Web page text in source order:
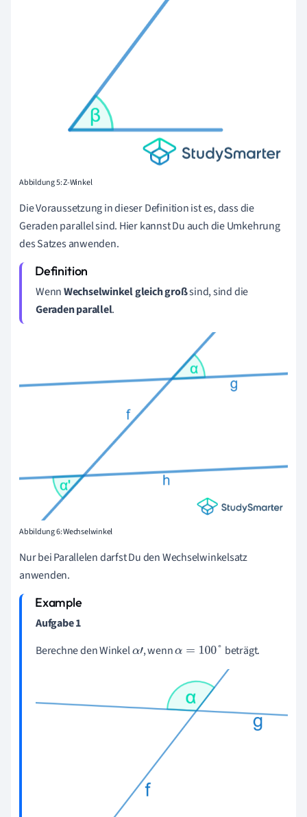
Abbildung 5: Z-Winkel
Die Voraussetzung in dieser Definition ist es, dass die
Geraden parallel sind. Hier kannst Du auch die Umkehrung
des Satzes anwenden.
WennWechselwinkel gleich großsind, sind die
Geraden parallel.
Abbildung 6: Wechselwinkel
Nur bei Parallelen darfst Du den Wechselwinkelsatz
anwenden.
Aufgabe 1
Berechne den Winkelα', wennα= 100° beträgt.